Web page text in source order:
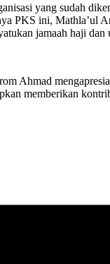
yang sudah
PKS ini, Mathla’ul
jamaah haji dan
Ahmad
memberikan